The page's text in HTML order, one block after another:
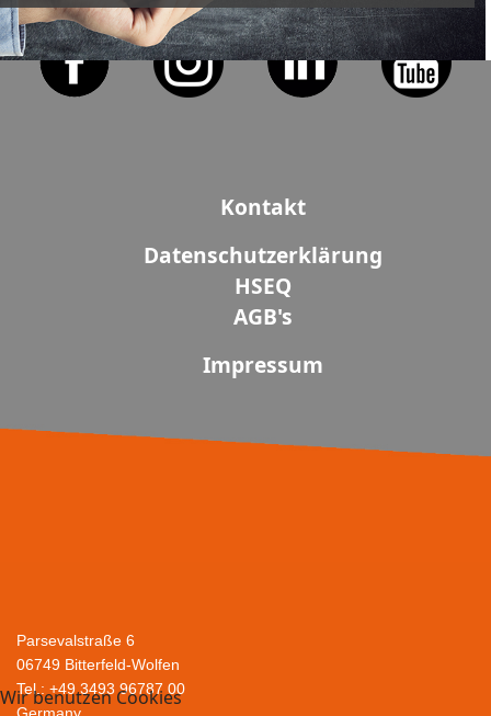
Kontakt
Datenschutzerklärung
HSEQ
AGB's
Impressum
Parsevalstraße 6
06749 Bitterfeld-Wolfen
Tel.: +49 3493 96787 00
Germany
Wir benutzen Cookies